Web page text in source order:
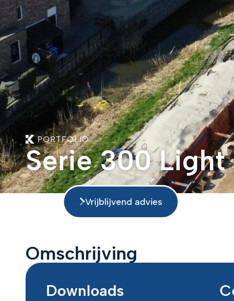
PORTFOLIO
Serie 300 Light
Vrijblijvend advies
Omschrijving
Downloads